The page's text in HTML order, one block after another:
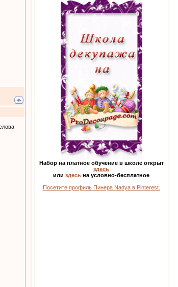
Набор на платное обучение в школе открыт
здесь
или здесь на условно-бесплатное
Посетите профиль Пинера Nadya в Pinterest.